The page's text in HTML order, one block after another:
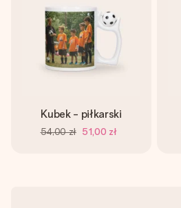
Kubek - piłkarski
54,00 zł 51,00 zł